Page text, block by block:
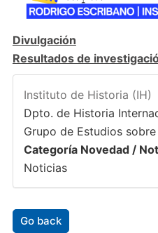
Divulgación
Resultados de
Instituto de Historia (IH)
Dpto. de Historia
Grupo de Estudios
Categoría Novedad /
Noticias
Go back